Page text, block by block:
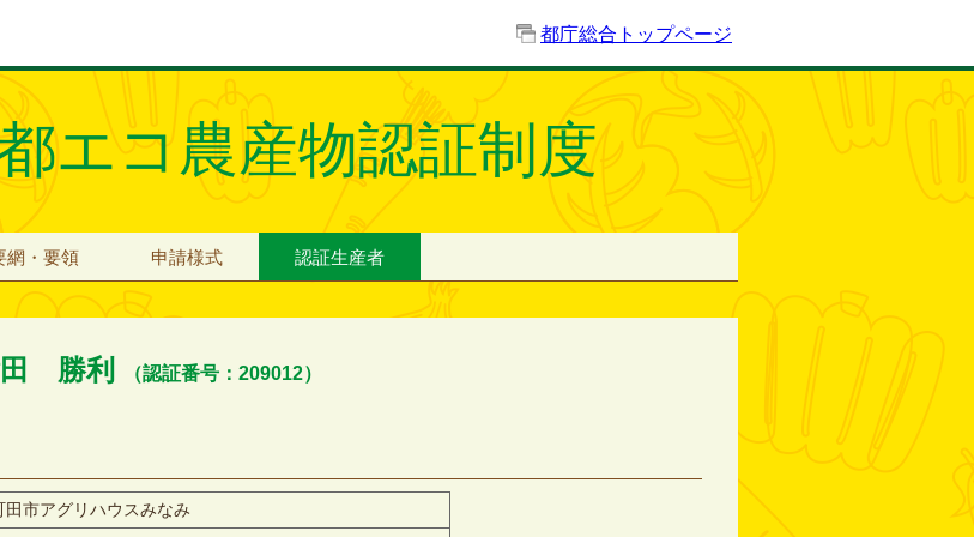
都庁総合トップページ
エコ農産物認証制度
網・要領 申請様式 認証生産者
勝利 （認証番号：209012）
田市アグリハウスみなみ